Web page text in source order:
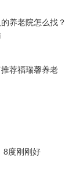
养老院怎么找？
荐福瑞馨养老
8度刚刚好